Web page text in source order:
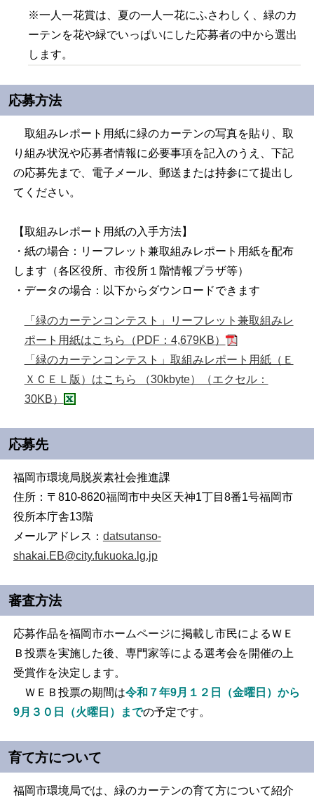
※一人一花賞は、夏の一人一花にふさわしく、緑のカ
ーテンを花や緑でいっぱいにした応募者の中から選出
します。
応募方法
取組みレポート用紙に緑のカーテンの写真を貼り、取
り組み状況や応募者情報に必要事項を記入のうえ、下記
の応募先まで、電子メール、郵送または持参にて提出し
てください。
【取組みレポート用紙の入手方法】
・紙の場合：リーフレット兼取組みレポート用紙を配布
します（各区役所、市役所１階情報プラザ等）
・データの場合：以下からダウンロードできます
「緑のカーテンコンテスト」リーフレット兼取組みレ
ポート用紙はこちら（PDF：4,679KB）
「緑のカーテンコンテスト」取組みレポート用紙（Ｅ
ＸＣＥＬ版）はこちら （30kbyte）（エクセル：
30KB）
応募先
福岡市環境局脱炭素社会推進課
住所：〒810-8620福岡市中央区天神1丁目8番1号福岡市
役所本庁舎13階
メールアドレス： datsutanso-
shakai.EB@city.fukuoka.lg.jp
審査方法
応募作品を福岡市ホームページに掲載し市民によるＷＥ
Ｂ投票を実施した後、専門家等による選考会を開催の上
受賞作を決定します。
ＷＥＢ投票の期間は令和７年9月１２日（金曜日）から
9月３０日（火曜日）までの予定です。
育て方について
福岡市環境局では、緑のカーテンの育て方について紹介